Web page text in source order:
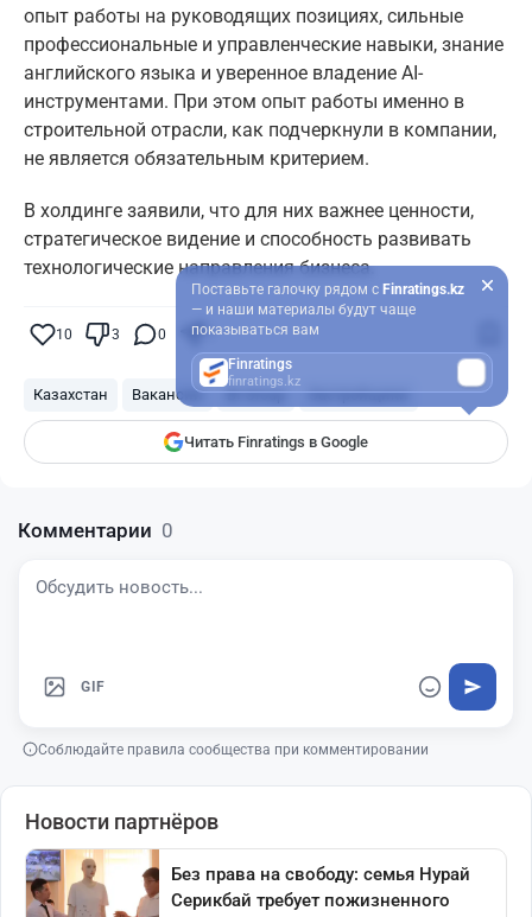
опыт работы на руководящих позициях, сильные
профессиональные и управленческие навыки, знание
английского языка и уверенное владение AI-
инструментами. При этом опыт работы именно в
строительной отрасли, как подчеркнули в компании,
не является обязательным критерием.
В холдинге заявили, что для них важнее ценности,
стратегическое видение и способность развивать
технологические направления бизнеса.
10 3 0 7
Казахстан Вакансии BI Group Застройщики
Читать Finratings в Google
Поставьте галочку рядом с Finratings.kz
— и наши материалы будут чаще
показываться вам
Finratings
finratings.kz
Комментарии 0
GIF
Соблюдайте правила сообщества при комментировании